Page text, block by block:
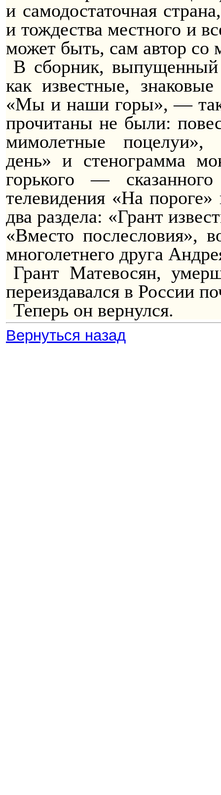
и самодостаточная
и тождества местного и
может быть, сам автор со
В сборник, выпущенный
как известные,
«Мы и наши горы», — так
прочитаны не были:
мимолетные поцелуи»,
день» и стенограмма
горького —
телевидения «На пороге»
два раздела: «Грант
«Вместо послесловия»,
многолетнего друга
Грант Матевосян,
переиздавался в России
Теперь он вернулся.
Вернуться назад